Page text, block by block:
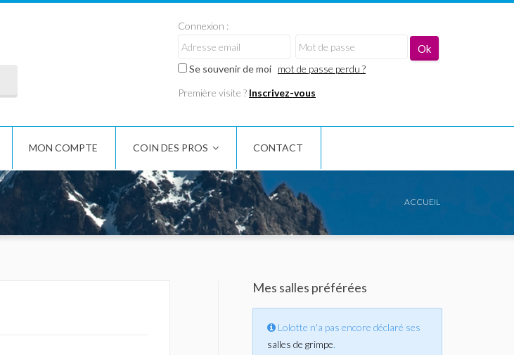
Connexion :
Se souvenir de moi mot de passe perdu ?
Première visite ? Inscrivez-vous
MON COMPTE COIN DES PROS CONTACT
ACCUEIL
Mes salles préférées
Lolotte n'a pas encore déclaré ses
salles de grimpe.